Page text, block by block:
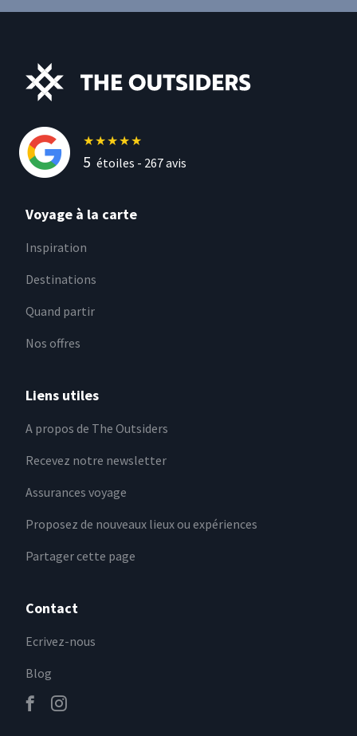
★★★★★
5 étoiles - 267avis
Voyage à la carte
Inspiration
Destinations
Quand partir
Nos offres
Liens utiles
A propos de The Outsiders
Recevez notre newsletter
Assurances voyage
Proposez de nouveaux lieux ou expériences
Partager cette page
Contact
Ecrivez-nous
Blog